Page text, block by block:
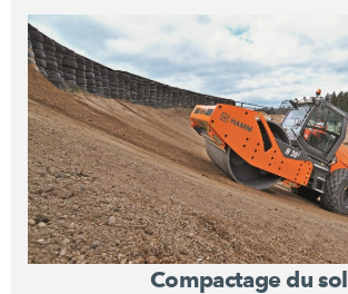
Compactage du sol